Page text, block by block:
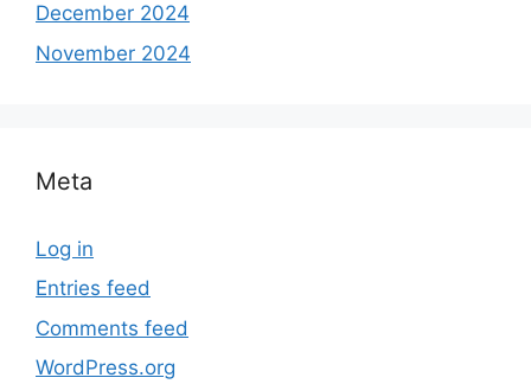
December 2024
November 2024
Meta
Log in
Entries feed
Comments feed
WordPress.org